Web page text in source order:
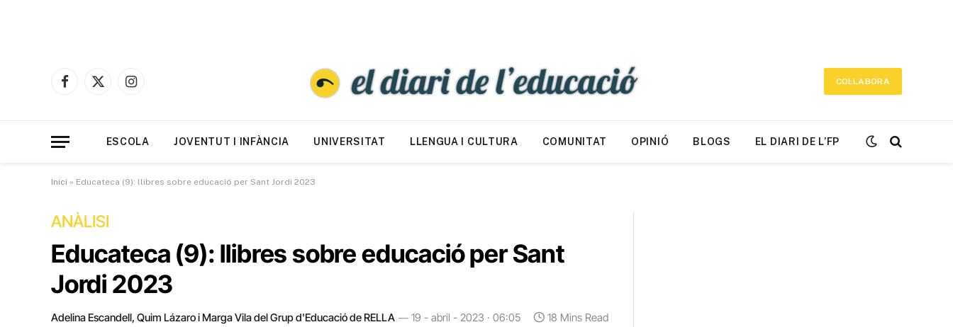
Facebook
X
Instagram
COL·LABORA
ESCOLA JOVENTUT I INFÀNCIA UNIVERSITAT LLENGUA I CULTURA COMUNITAT OPINIÓ BLOGS EL DIARI DE L’FP
Inici » Educateca (9): llibres sobre educació per Sant Jordi 2023
ANÀLISI
Educateca (9): llibres sobre educació per Sant
Jordi 2023
Adelina Escandell, Quim Lázaro i Marga Vila del Grup d'Educació de RELLA 19 - abril - 2023 · 06:05 18 Mins Read